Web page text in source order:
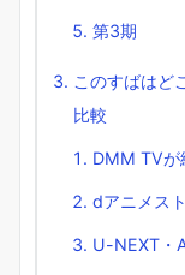
第3期
このすばはど
比較
DMM TVが
dアニメス
U-NEXT・